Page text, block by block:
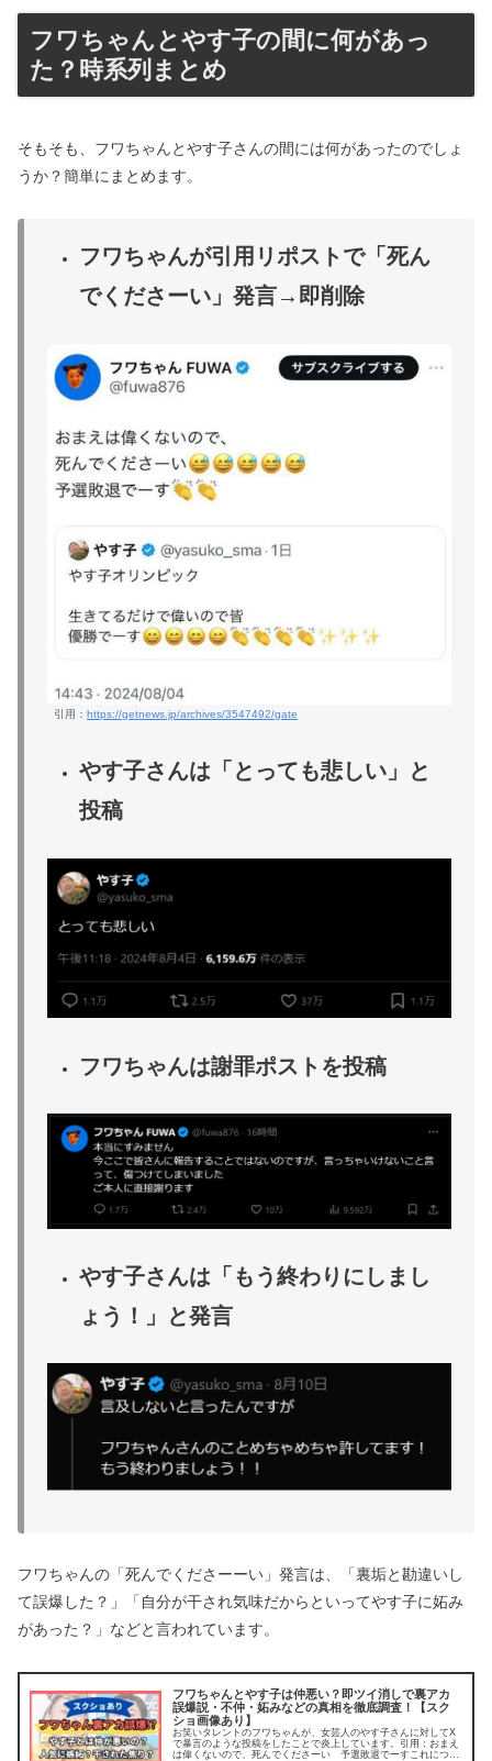
フワちゃんとやす子の間に何があっ
た？時系列まとめ
そもそも、フワちゃんとやす子さんの間には何があったのでしょ
うか？簡単にまとめます。
フワちゃんが引用リポストで「死ん
でくださーい」発言→即削除
引用： https://getnews.jp/archives/3547492/gate
やす子さんは「とっても悲しい」と
投稿
フワちゃんは謝罪ポストを投稿
やす子さんは「もう終わりにしまし
ょう！」と発言
フワちゃんの「死んでくださーーい」発言は、「裏垢と勘違いし
て誤爆した？」「自分が干され気味だからといってやす子に妬み
があった？」などと言われています。
フワちゃんとやす子は仲悪い？即ツイ消しで裏アカ
誤爆説・不仲・妬みなどの真相を徹底調査！【スク
ショ画像あり】
お笑いタレントのフワちゃんが、女芸人のやす子さんに対してX
で暴言のような投稿をしたことで炎上しています。引用：おまえ
は偉くないので、死んでくださーい 予選敗退でーすこれについ